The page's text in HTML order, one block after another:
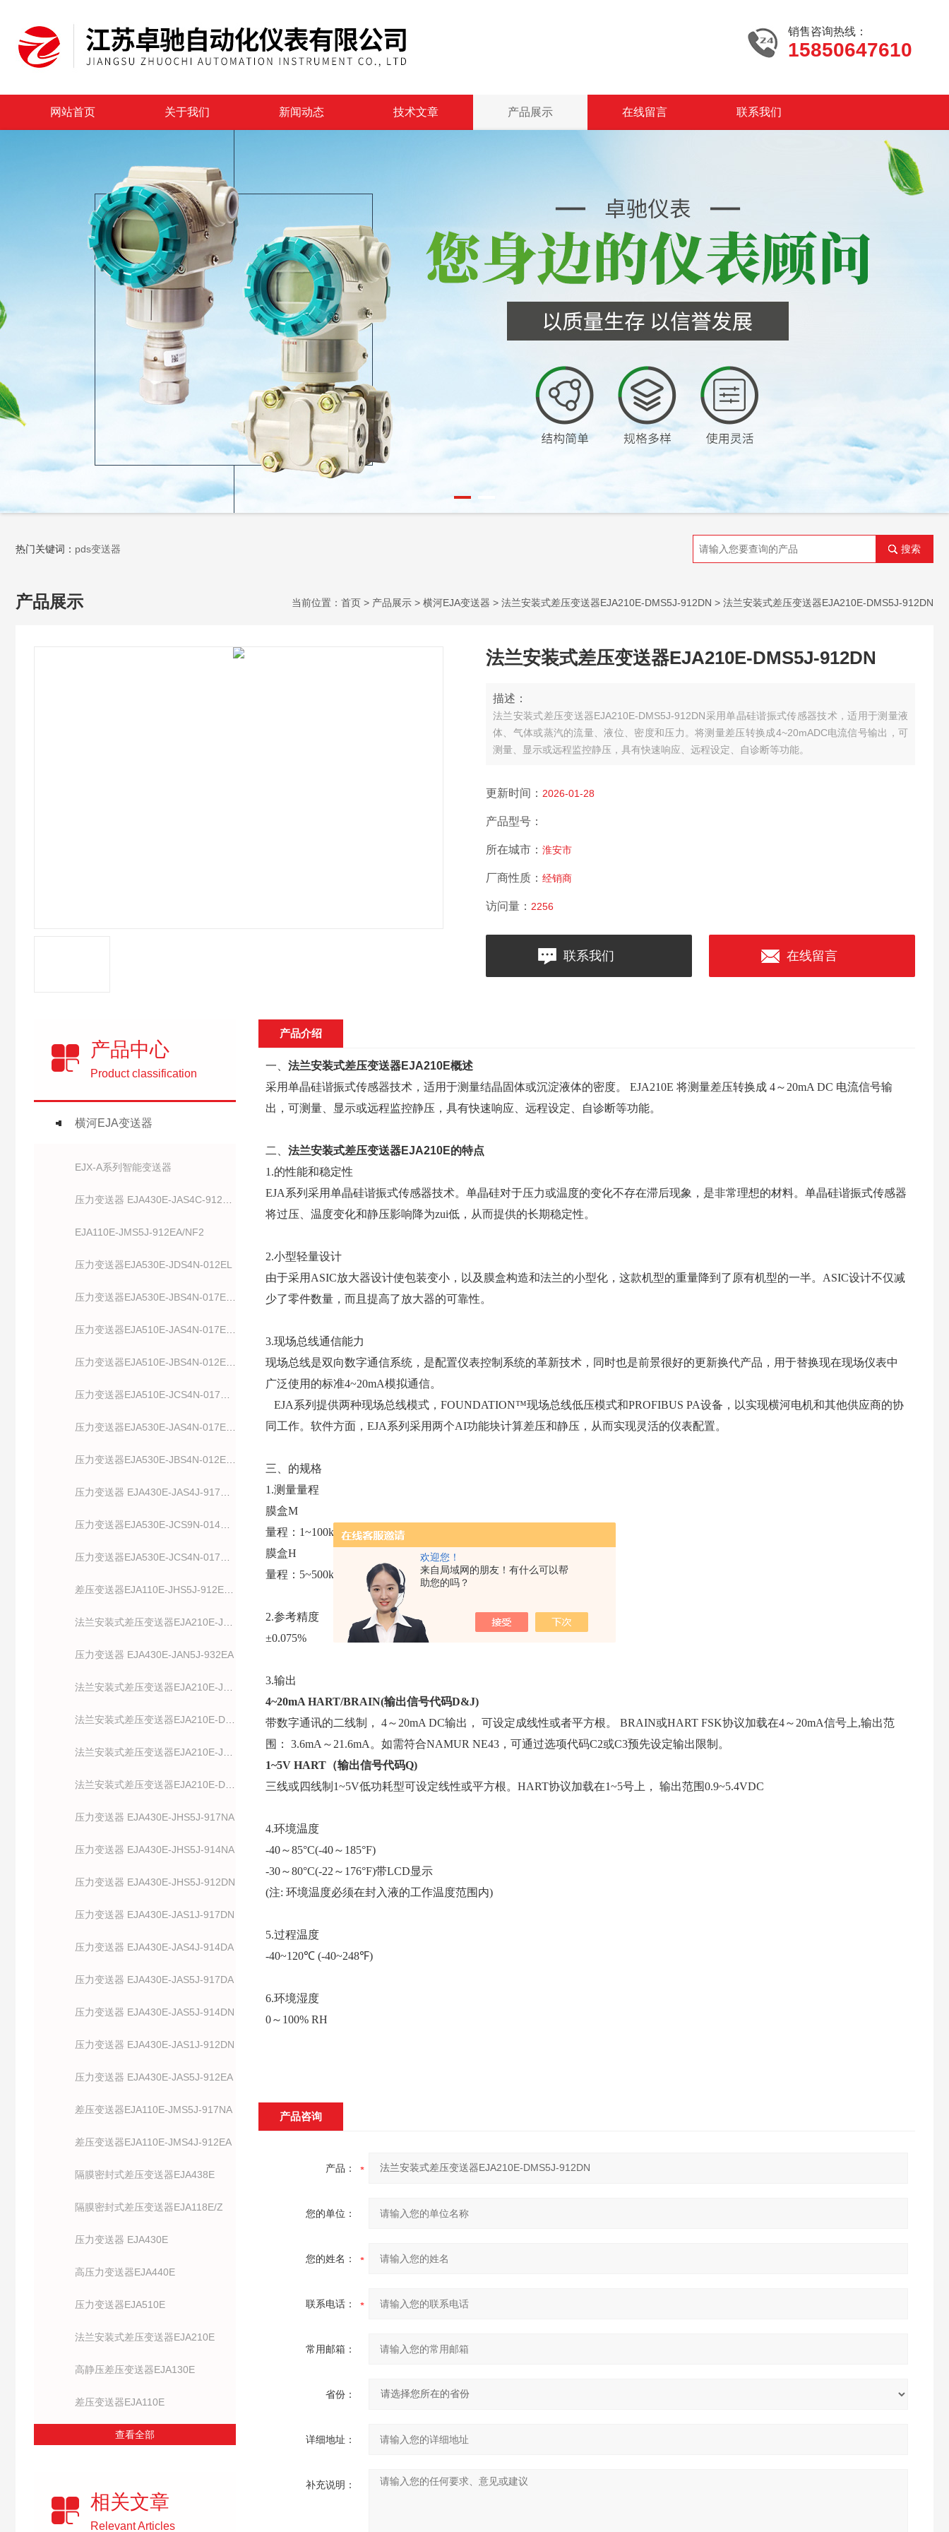
欢迎您！
来自局域网的朋友！有什么可以帮
助您的吗？
销售咨询热线：
15850647610
网站首页 关于我们 新闻动态 技术文章 产品展示 在线留言 联系我们
热门关键词： pds变送器 搜索
产品展示 当前位置： 首页 > 产品展示 > 横河EJA变送器 > 法兰安装式差压变送器EJA210E-DMS5J-912DN > 法兰安装式差压变送器EJA210E-DMS5J-912DN
法兰安装式差压变送器EJA210E-DMS5J-912DN
描述：
法兰安装式差压变送器EJA210E-DMS5J-912DN采用单晶硅谐振式传感器技术，适用于测量液
体、气体或蒸汽的流量、液位、密度和压力。将测量差压转换成4~20mADC电流信号输出，可
测量、显示或远程监控静压，具有快速响应、远程设定、自诊断等功能。
更新时间： 2026-01-28
产品型号：
所在城市： 淮安市
厂商性质： 经销商
访问量： 2256
联系我们 在线留言
产品中心
Product classification
横河EJA变送器
EJX-A系列智能变送器
EJA110E-JMS5J-912EA/NF2
压力变送器EJA530E-JDS4N-012EL
压力变送器 EJA430E-JAN5J-932EA
压力变送器 EJA430E-JHS5J-917NA
压力变送器 EJA430E-JHS5J-914NA
压力变送器 EJA430E-JHS5J-912DN
压力变送器 EJA430E-JAS1J-917DN
压力变送器 EJA430E-JAS4J-914DA
压力变送器 EJA430E-JAS5J-917DA
压力变送器 EJA430E-JAS5J-914DN
压力变送器 EJA430E-JAS1J-912DN
压力变送器 EJA430E-JAS5J-912EA
差压变送器EJA110E-JMS5J-917NA
差压变送器EJA110E-JMS4J-912EA
隔膜密封式差压变送器EJA438E
隔膜密封式差压变送器EJA118E/Z
压力变送器 EJA430E
高压力变送器EJA440E
压力变送器EJA510E
法兰安装式差压变送器EJA210E
高静压差压变送器EJA130E
差压变送器EJA110E
查看全部
相关文章
Relevant Articles
产品介绍
一、 法兰安装式差压变送器EJA210E概述
采用单晶硅谐振式传感器技术，适用于测量结晶固体或沉淀液体的密度。 EJA210E 将测量差压转换成 4～20mA DC 电流信号输
出，可测量、显示或远程监控静压，具有快速响应、远程设定、自诊断等功能。
二、 法兰安装式差压变送器EJA210E的特点
1.的性能和稳定性
EJA系列采用单晶硅谐振式传感器技术。单晶硅对于压力或温度的变化不存在滞后现象，是非常理想的材料。单晶硅谐振式传感器
将过压、温度变化和静压影响降为zui低，从而提供的长期稳定性。
2.小型轻量设计
由于采用ASIC放大器设计使包装变小，以及膜盒构造和法兰的小型化，这款机型的重量降到了原有机型的一半。ASIC设计不仅减
少了零件数量，而且提高了放大器的可靠性。
3.现场总线通信能力
现场总线是双向数字通信系统，是配置仪表控制系统的革新技术，同时也是前景很好的更新换代产品，用于替换现在现场仪表中
广泛使用的标准4~20mA模拟通信。
EJA系列提供两种现场总线模式，FOUNDATION™现场总线低压模式和PROFIBUS PA设备，以实现横河电机和其他供应商的协
同工作。软件方面，EJA系列采用两个AI功能块计算差压和静压，从而实现灵活的仪表配置。
三、 的规格
1.测量量程
膜盒M
量程：1~100kPa，范围：-100~100kPa
膜盒H
量程：5~500kPa，范围：-500~500kPa
2.参考精度
±0.075%
3.输出
4~20mA HART/BRAIN(输出信号代码D&J)
带数字通讯的二线制， 4～20mA DC输出， 可设定成线性或者平方根。 BRAIN或HART FSK协议加载在4～20mA信号上,输出范
围： 3.6mA～21.6mA。如需符合NAMUR NE43，可通过选项代码C2或C3预先设定输出限制。
1~5V HART（输出信号代码Q)
三线或四线制1~5V低功耗型可设定线性或平方根。HART协议加载在1~5号上， 输出范围0.9~5.4VDC
4.环境温度
-40～85°C(-40～185°F)
-30～80°C(-22～176°F)带LCD显示
(注: 环境温度必须在封入液的工作温度范围内)
5.过程温度
-40~120℃ (-40~248℉)
6.环境湿度
0～100% RH
产品咨询
产品：
您的单位：
您的姓名：
联系电话：
常用邮箱：
省份：
详细地址：
补充说明：